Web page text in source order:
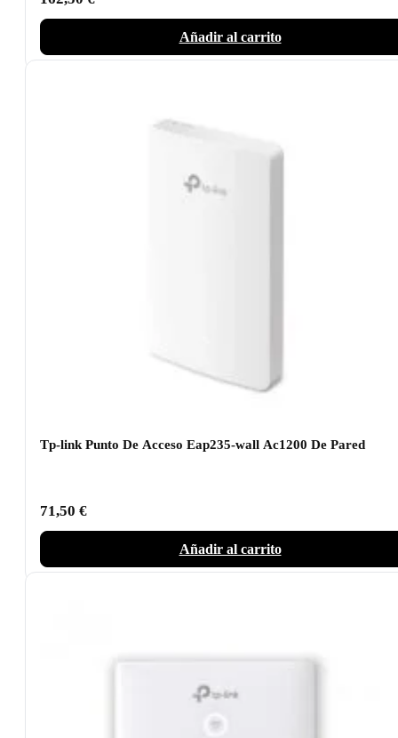
Añadir al carrito
Tp-link Punto De Acceso Eap235-wall Ac1200 De Pared
71,50 €
Añadir al carrito